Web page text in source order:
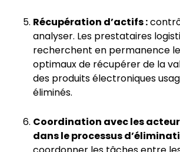
Récupération d’actifs :
analyser. Les prestataires
recherchent en permanence
optimaux de récupérer de la
des produits électroniques
éliminés.
Coordination avec les
dans le processus